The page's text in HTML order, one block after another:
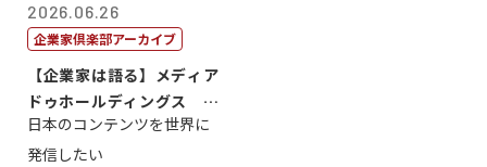
2026.06.26
企業家倶楽部アーカイブ
【企業家は語る】メディア
ドゥホールディングス 代
表取締役社長...
日本のコンテンツを世界に
発信したい